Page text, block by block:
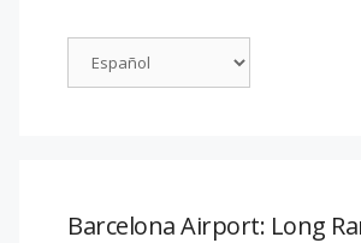
Barcelona Airport: Long